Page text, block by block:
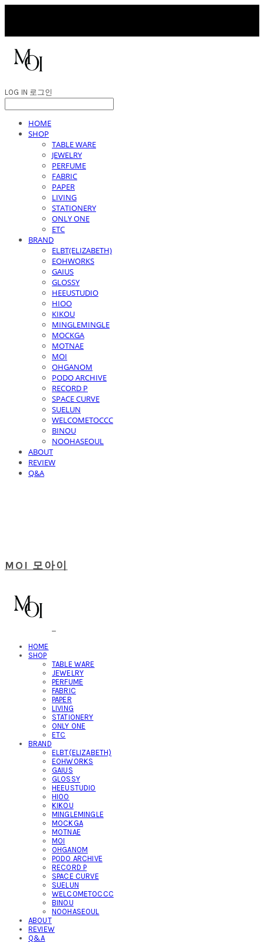
LOG IN 로그인
HOME
SHOP
TABLE WARE
JEWELRY
PERFUME
FABRIC
PAPER
LIVING
STATIONERY
ONLY ONE
ETC
BRAND
ELBT(ELIZABETH)
EOHWORKS
GAIUS
GLOSSY
HEEUSTUDIO
HIOO
KIKOU
MINGLEMINGLE
MOCKGA
MOTNAE
MOI
OHGANOM
PODO ARCHIVE
RECORD P
SPACE CURVE
SUELUN
WELCOMETOCCC
BINOU
NOOHASEOUL
ABOUT
REVIEW
Q&A
MOI 모아이
HOME
SHOP
TABLE WARE
JEWELRY
PERFUME
FABRIC
PAPER
LIVING
STATIONERY
ONLY ONE
ETC
BRAND
ELBT(ELIZABETH)
EOHWORKS
GAIUS
GLOSSY
HEEUSTUDIO
HIOO
KIKOU
MINGLEMINGLE
MOCKGA
MOTNAE
MOI
OHGANOM
PODO ARCHIVE
RECORD P
SPACE CURVE
SUELUN
WELCOMETOCCC
BINOU
NOOHASEOUL
ABOUT
REVIEW
Q&A